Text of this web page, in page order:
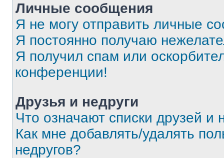
Личные сообщения
Я не могу отправить личные
Я постоянно получаю
Я получил спам или
конференции!
Друзья и недруги
Что означают списки друзей и
Как мне добавлять/удалять
недругов?